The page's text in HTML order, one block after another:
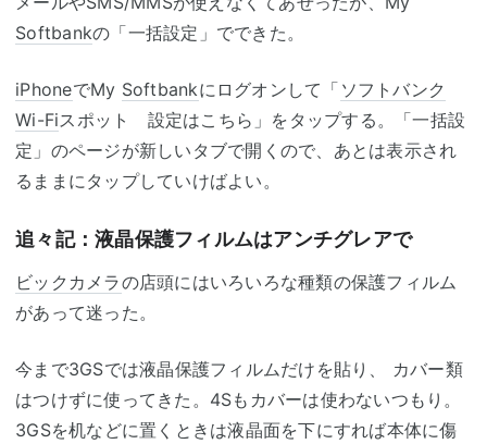
Softbankの「一括設定」でできた。
iPhoneでMy Softbankにログオンして「 ソフトバンク
Wi-Fiスポット 設定はこちら」をタップする。「一括設
定」のページが新しいタブで開くので、あとは表示され
るままにタップしていけばよい。
追々記：液晶保護フィルムはアンチグレアで
ビックカメラの店頭にはいろいろな種類の保護フィルム
があって迷った。
今まで3GSでは液晶保護フィルムだけを貼り、 カバー類
はつけずに使ってきた。4Sもカバーは使わないつもり。
3GSを机などに置くときは液晶面を下にすれば本体に傷